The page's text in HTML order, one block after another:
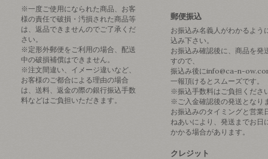
※一度ご使用になられた商品、お客
様の責任で破損・汚損された商品等
は、返品できませんのでご了承くだ
さい。
※定形外郵便をご利用の場合、配送
中の破損補償はできません。
※注文間違い、イメージ違いなど、
お客様のご都合による理由の場合
は、送料、返金の際の銀行振込手数
料などはご負担いただきます。
郵便振込
お振込み名義人がわかるよう
込み下さい。
お振込み確認後に、商品を発
すので、
振込み後にinfo@ca-n-
一報頂けるとスムーズです。
※振込手数料はご負担くださ
※ご入金確認後の発送となり
お振込みのタイミングと営業
ねあいにより、発送までお日
かかる場合があります。
クレジット